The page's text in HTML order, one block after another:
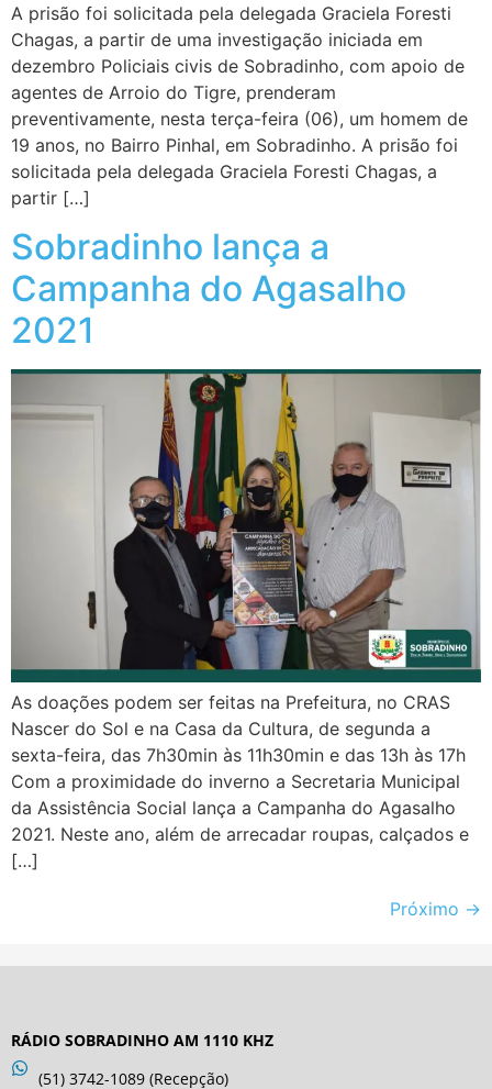
A prisão foi solicitada pela delegada Graciela Foresti
Chagas, a partir de uma investigação iniciada em
dezembro Policiais civis de Sobradinho, com apoio de
agentes de Arroio do Tigre, prenderam
preventivamente, nesta terça-feira (06), um homem de
19 anos, no Bairro Pinhal, em Sobradinho. A prisão foi
solicitada pela delegada Graciela Foresti Chagas, a
partir […]
Sobradinho lança a
Campanha do Agasalho
2021
As doações podem ser feitas na Prefeitura, no CRAS
Nascer do Sol e na Casa da Cultura, de segunda a
sexta-feira, das 7h30min às 11h30min e das 13h às 17h
Com a proximidade do inverno a Secretaria Municipal
da Assistência Social lança a Campanha do Agasalho
2021. Neste ano, além de arrecadar roupas, calçados e
[…]
Próximo →
RÁDIO SOBRADINHO AM 1110 KHZ
(51) 3742-1089 (Recepção)